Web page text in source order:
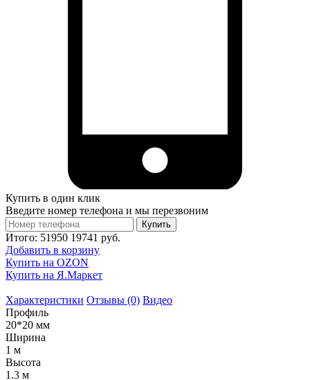
Купить в один клик
Введите номер телефона и мы перезвоним
Купить
Итого: 51950 19741 руб.
Добавить в корзину
Купить на OZON
Купить на Я.Маркет
Характеристики Отзывы (0) Видео
Профиль
20*20 мм
Ширина
1 м
Высота
1.3 м